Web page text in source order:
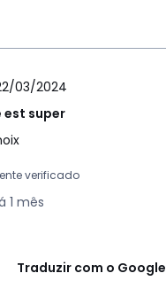
03/2024
est super
verificado
1 mês
Traduzir com o Google